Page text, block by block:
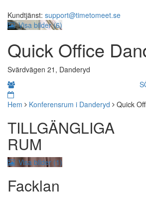
Kundtjänst: support@timetomeet.se
Visa bilder (6)
Quick Office
Svärdvägen 21, Danderyd
Hem
Konferensrum i Danderyd
Quick
TILLGÄNGLIGA
RUM
Visa bilder (1)
Facklan